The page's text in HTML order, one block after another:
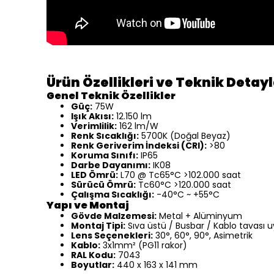
Ürün Özellikleri ve Teknik
Genel Teknik Özellikler
Güç: 75W
Işık Akısı: 12.150 lm
Verimlilik: 162 lm/W
Renk Sıcaklığı: 5700K (Doğal Beyaz)
Renk Geriverim İndeksi (CRI): >80
Koruma Sınıfı: IP65
Darbe Dayanımı: IK08
LED Ömrü: L70 @ Tc65°C >102.000 saat
Sürücü Ömrü: Tc60°C >120.000 saat
Çalışma Sıcaklığı: -40°C ~ +55°C
Yapı ve Montaj
Gövde Malzemesi: Metal + Alüminyum
Montaj Tipi: Sıva üstü / Busbar / Kablo tavası
Lens Seçenekleri: 30°, 60°, 90°, Asimetrik
Kablo: 3x1mm² (PG11 rakor)
RAL Kodu: 7043
Boyutlar: 440 x 163 x 141 mm